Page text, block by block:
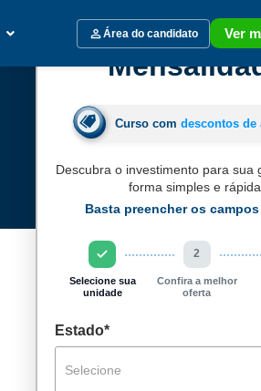
Área do candidato Ver
Curso com descontos de
Descubra o investimento para sua
forma simples e rápida.
Basta preencher os
Selecione sua
unidade
2
Confira a melhor
oferta
Estado*
Selecione